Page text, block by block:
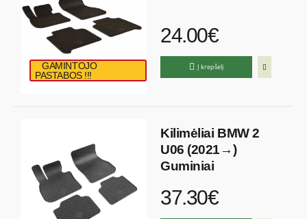
GAMINTOJO
PASTABOS !!!
24.00€
Į krepšelį
Kilimėliai BMW 2
U06 (2021→)
Guminiai
37.30€